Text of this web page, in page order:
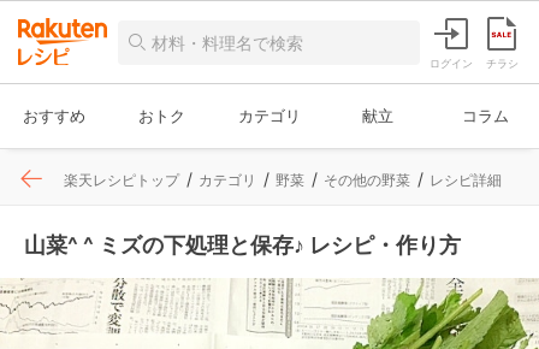
ログイン チラシ
おすすめ おトク カテゴリ 献立 コラム
楽天レシピトップ カテゴリ 野菜 その他の野菜 レシピ詳細
山菜^ ^ ミズの下処理と保存♪ レシピ・作り方